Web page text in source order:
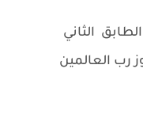
الثاني
رب العالمين